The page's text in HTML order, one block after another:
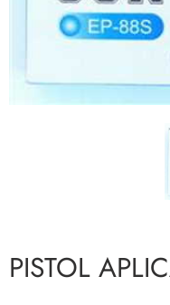
PISTOL